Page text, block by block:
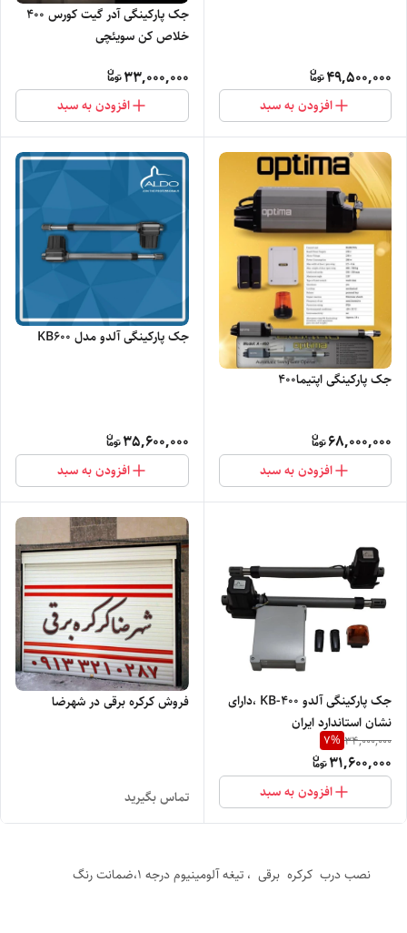
49,500,000
افزودن به سبد
جک پارکینگی آدر گیت کورس 400
خلاص کن سویئچی
33,000,000
افزودن به سبد
جک پارکینگی اپتیما۴۰۰
68,000,000
افزودن به سبد
جک پارکینگی آلدو مدل KB600
35,600,000
افزودن به سبد
جک پارکینگی آلدو KB-400 ،دارای
نشان استاندارد ایران
34,000,000
7%
31,600,000
افزودن به سبد
فروش کرکره برقی در شهرضا
تماس بگیرید
نصب درب کرکره برقی ، تیغه آلومینیوم درجه 1،ضمانت رنگ